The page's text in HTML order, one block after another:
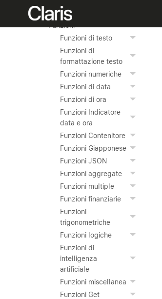
(macOS)
Funzioni di testo
Funzioni di
formattazione testo
Funzioni numeriche
Funzioni di data
Funzioni di ora
Funzioni Indicatore
data e ora
Funzioni Contenitore
Funzioni Giapponese
Funzioni JSON
Funzioni aggregate
Funzioni multiple
Funzioni finanziarie
Funzioni
trigonometriche
Funzioni logiche
Funzioni di
intelligenza
artificiale
Funzioni miscellanea
Funzioni Get